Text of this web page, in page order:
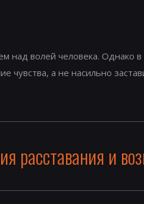
над волей человека.
чувства, а не насильно
расставания и